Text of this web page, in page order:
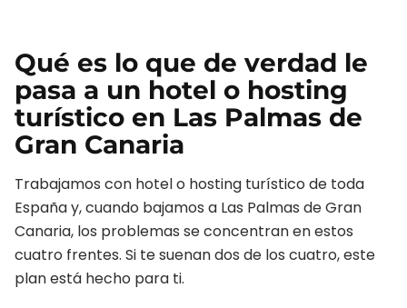
Qué es lo que de verdad le
pasa a un hotel o hosting
turístico en Las Palmas de
Gran Canaria
Trabajamos con hotel o hosting turístico de toda
España y, cuando bajamos a Las Palmas de Gran
Canaria, los problemas se concentran en estos
cuatro frentes. Si te suenan dos de los cuatro, este
plan está hecho para ti.